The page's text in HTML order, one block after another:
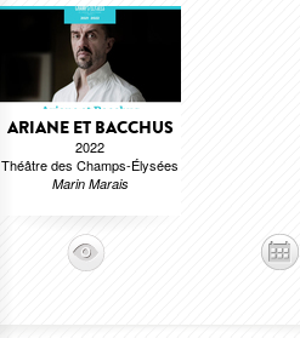
ARIANE ET BACCHUS
2022
Théâtre des Champs-Élysées
Marin Marais